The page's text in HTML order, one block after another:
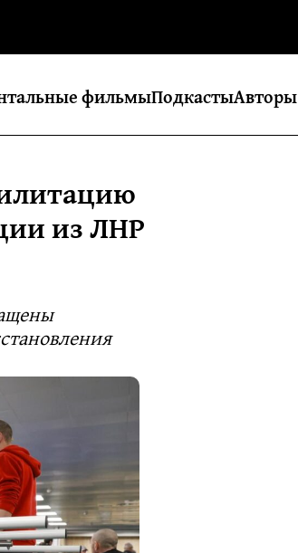
фильмыПодкастыАвторы
из ЛНР